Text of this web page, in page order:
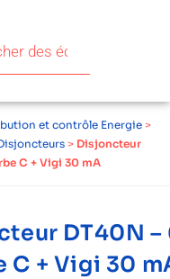
et contrôle Energie >
> Disjoncteur
C + Vigi 30 mA
DT40N –
C + Vigi 30